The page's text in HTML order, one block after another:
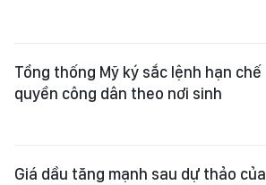
Tổng thống Mỹ ký sắc lệnh hạn chế
quyền công dân theo nơi sinh
Giá dầu tăng mạnh sau dự thảo của